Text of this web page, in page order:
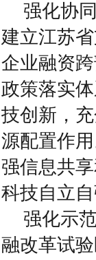
强化协
建立江苏
企业融资
政策落实
技创新，
源配置作
强信息共
科技自立
强化示
融改革试